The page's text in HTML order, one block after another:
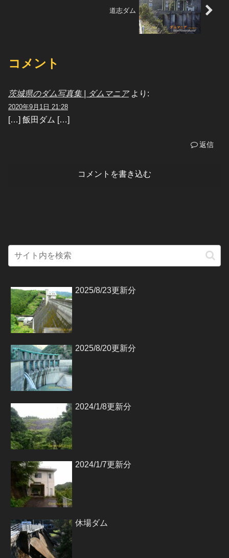
道志ダム
コメント
茨城県のダム写真集 | ダムマニア より:
2020年9月1日 21:28
[…] 飯田ダム […]
返信
コメントを書き込む
2025/8/23更新分
2025/8/20更新分
2024/1/8更新分
2024/1/7更新分
休場ダム